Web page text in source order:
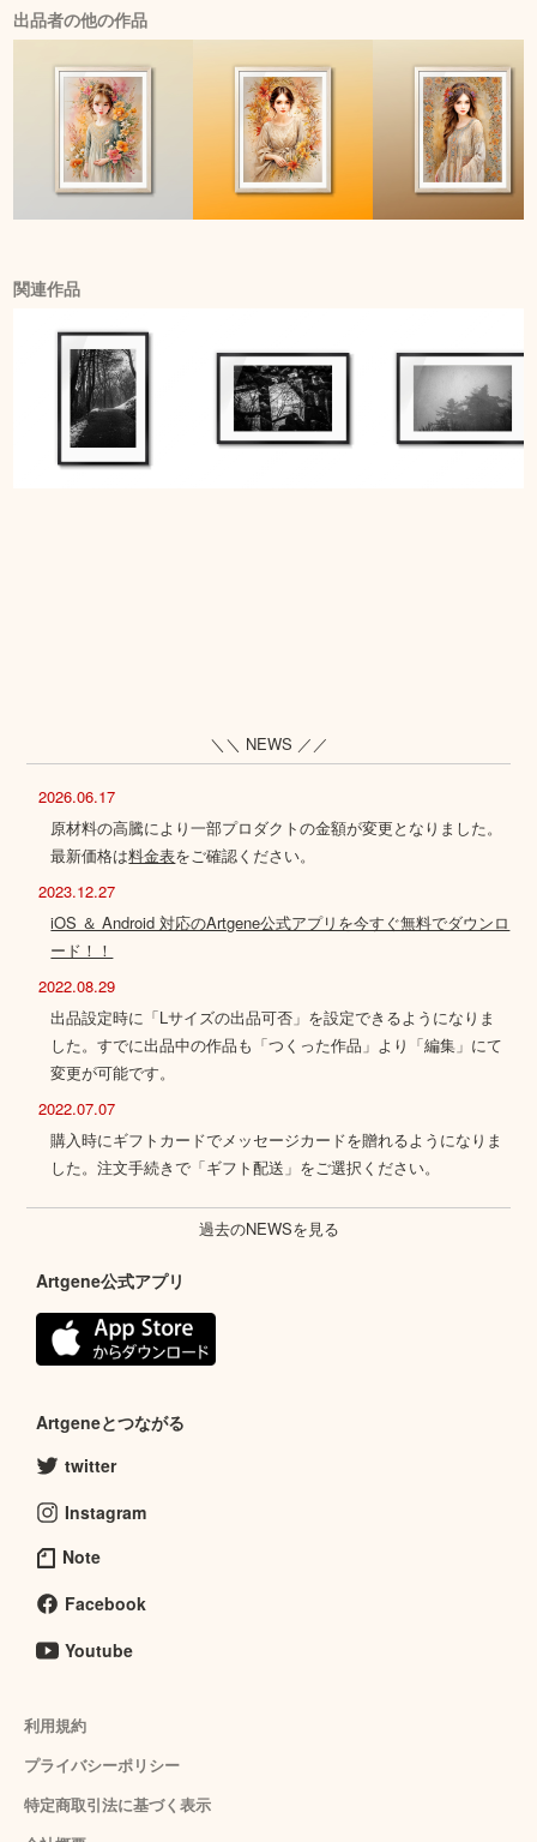
出品者の他の作品
関連作品
＼＼ NEWS ／／
2026.06.17
原材料の高騰により一部プロダクトの金額が変更となりました。
最新価格は料金表をご確認ください。
2023.12.27
iOS ＆ Android 対応のArtgene公式アプリを今すぐ無料でダウンロ
ード！！
2022.08.29
出品設定時に「Lサイズの出品可否」を設定できるようになりま
した。すでに出品中の作品も「つくった作品」より「編集」にて
変更が可能です。
2022.07.07
購入時にギフトカードでメッセージカードを贈れるようになりま
した。注文手続きで「ギフト配送」をご選択ください。
過去のNEWSを見る
Artgene公式アプリ
Artgeneとつながる
twitter
Instagram
Note
Facebook
Youtube
利用規約
プライバシーポリシー
特定商取引法に基づく表示